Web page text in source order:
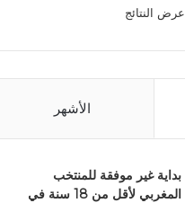
عرض النتائج
الأشهر
بداية غير موفقة للمنتخب
المغربي لأقل من 18 سنة في